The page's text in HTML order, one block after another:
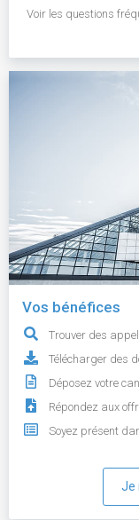
Voir les questions
Vos bénéfices
Trouver des
Télécharger des
Déposez votre
Répondez aux
Soyez présent
Je